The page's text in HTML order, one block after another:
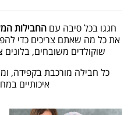
חגגו בכל סיבה עםהחבילות
את כל מה שאתם צריכים כדי
שוקולדים משובחים,
כל חבילה מורכבת בקפידה,
איכותיים